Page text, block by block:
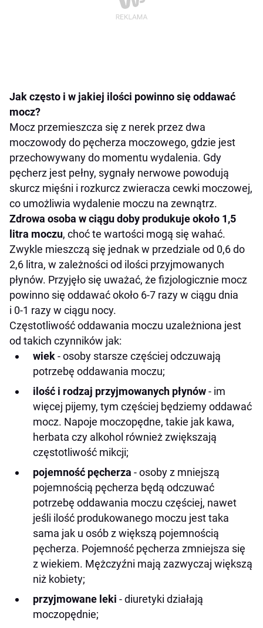
Jak często i w jakiej ilości powinno się oddawać
mocz?
Mocz przemieszcza się z nerek przez dwa
moczowody do pęcherza moczowego, gdzie jest
przechowywany do momentu wydalenia. Gdy
pęcherz jest pełny, sygnały nerwowe powodują
skurcz mięśni i rozkurcz zwieracza cewki moczowej,
co umożliwia wydalenie moczu na zewnątrz.
Zdrowa osoba w ciągu doby produkuje około 1,5
litra moczu, choć te wartości mogą się wahać.
Zwykle mieszczą się jednak w przedziale od 0,6 do
2,6 litra, w zależności od ilości przyjmowanych
płynów. Przyjęło się uważać, że fizjologicznie mocz
powinno się oddawać około 6-7 razy w ciągu dnia
i 0-1 razy w ciągu nocy.
Częstotliwość oddawania moczu uzależniona jest
od takich czynników jak:
wiek- osoby starsze częściej odczuwają
potrzebę oddawania moczu;
ilość i rodzaj przyjmowanych płynów- im
więcej pijemy, tym częściej będziemy oddawać
mocz. Napoje moczopędne, takie jak kawa,
herbata czy alkohol również zwiększają
częstotliwość mikcji;
pojemność pęcherza - osoby z mniejszą
pojemnością pęcherza będą odczuwać
potrzebę oddawania moczu częściej, nawet
jeśli ilość produkowanego moczu jest taka
sama jak u osób z większą pojemnością
pęcherza. Pojemność pęcherza zmniejsza się
z wiekiem. Mężczyźni mają zazwyczaj większą
niż kobiety;
przyjmowane leki - diuretyki działają
moczopędnie;